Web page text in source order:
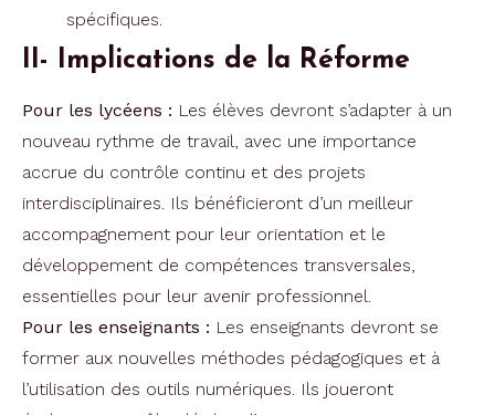
spécifiques.
II- Implications de la Réforme
Pour les lycéens : Les élèves devront s’adapter à un
nouveau rythme de travail, avec une importance
accrue du contrôle continu et des projets
interdisciplinaires. Ils bénéficieront d’un meilleur
accompagnement pour leur orientation et le
développement de compétences transversales,
essentielles pour leur avenir professionnel.
Pour les enseignants : Les enseignants devront se
former aux nouvelles méthodes pédagogiques et à
l’utilisation des outils numériques. Ils joueront